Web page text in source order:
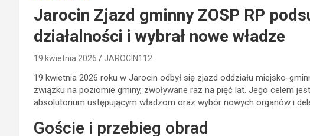
Jarocin Zjazd gminny ZOSP RP
działalności i wybrał nowe władze
19 kwietnia 2026 JAROCIN112
19 kwietnia 2026 roku w Jarocin odbył się zjazd oddziału miejsko-
związku na poziomie gminy, zwoływane raz na pięć lat. Jego celem
absolutorium ustępującym władzom oraz wybór nowych organów i
Goście i przebieg obrad